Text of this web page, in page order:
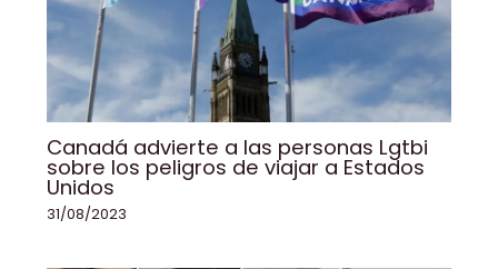
Canadá advierte a las personas Lgtbi
sobre los peligros de viajar a Estados
Unidos
31/08/2023